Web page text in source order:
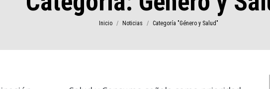
Estás aquí:
Inicio Noticias Categoría "Género y Salud"